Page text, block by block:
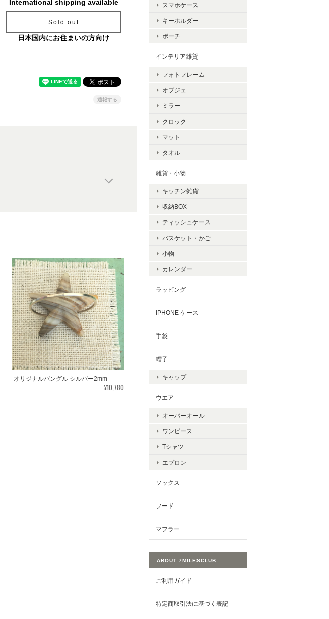
International shipping available
Sold out
日本国内にお住まいの方向け
通報する
オリジナルバングル シルバー2mm
¥10,780
スマホケース
キーホルダー
ポーチ
インテリア雑貨
フォトフレーム
オブジェ
ミラー
クロック
マット
タオル
雑貨・小物
キッチン雑貨
収納BOX
ティッシュケース
バスケット・かご
小物
カレンダー
ラッピング
IPHONE ケース
手袋
帽子
キャップ
ウエア
オーバーオール
ワンピース
Tシャツ
エプロン
ソックス
フード
マフラー
ABOUT 7MILESCLUB
ご利用ガイド
特定商取引法に基づく表記